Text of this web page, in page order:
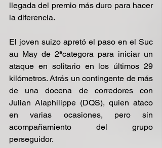
llegada del premio más duro para hacer
la diferencia.
El joven suizo apretó el paso en el Suc
au May de 2ªcategora para iniciar un
ataque en solitario en los últimos 29
kilómetros. Atrás un contingente de más
de una docena de corredores con
Julian Alaphilippe (DQS), quien ataco
en varias ocasiones, pero sin
acompañamiento del grupo
perseguidor.